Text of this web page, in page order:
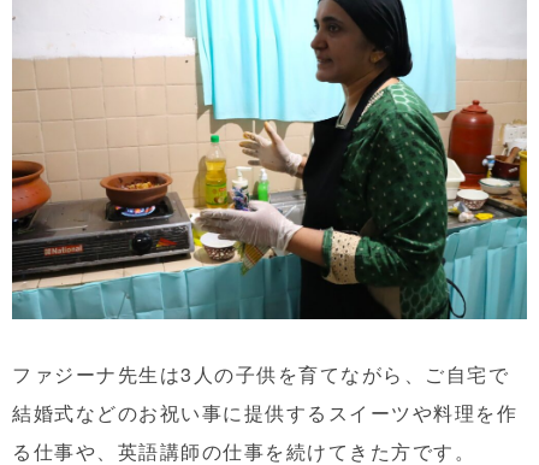
ファジーナ先生は3人の子供を育てながら、ご自宅で
結婚式などのお祝い事に提供するスイーツや料理を作
る仕事や、英語講師の仕事を続けてきた方です。